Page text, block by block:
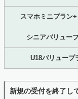
スマホミニプラン
シニアバリュー
U18バリュープ
新規の受付を終了し